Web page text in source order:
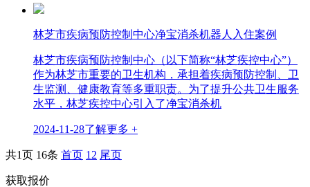
林芝市疾病预防控制中心净宝消杀机器人入住案例
林芝市疾病预防控制中心（以下简称“林芝疾控中心”）
作为林芝市重要的卫生机构，承担着疾病预防控制、卫
生监测、健康教育等多重职责。为了提升公共卫生服务
水平，林芝疾控中心引入了净宝消杀机
2024-11-28了解更多 +
共1页 16条 首页 1 2 尾页
获取报价